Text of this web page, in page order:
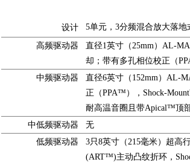
设计 5单元，3分频混合放大落
高频驱动器
直径1英寸（25mm）AL-
却；带有多孔相位校正（
中频驱动器
直径6英寸（152mm）AL-
正（PPA™），Shock-
耐高温音圈且带Apical™顶
中低频驱动器
无
低频驱动器
3只8英寸（215毫米）超高
(ART™)主动凸纹折环，